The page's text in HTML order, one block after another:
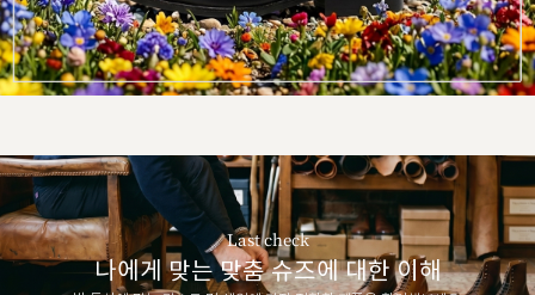
Last check
나에게 맞는 맞춤 슈즈에 대한 이해